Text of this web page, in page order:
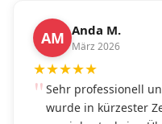
AM Anda M.
März 2026
★★★★★
Sehr professionell
wurde in kürzester